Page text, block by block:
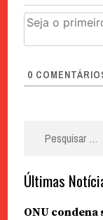
0
Últimas
ONU condena